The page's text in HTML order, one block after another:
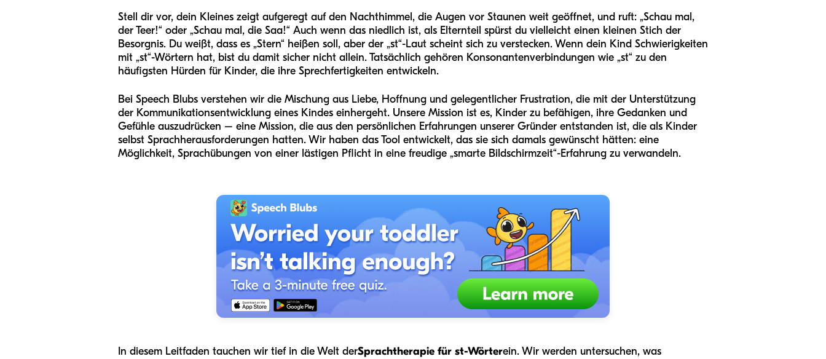
Stell dir vor, dein Kleines zeigt aufgeregt auf den Nachthimmel, die Augen vor Staunen weit geöffnet, und ruft: „Schau mal,
der Teer!“ oder „Schau mal, die Saa!“ Auch wenn das niedlich ist, als Elternteil spürst du vielleicht einen kleinen Stich der
Besorgnis. Du weißt, dass es „Stern“ heißen soll, aber der „st“-Laut scheint sich zu verstecken. Wenn dein Kind Schwierigkeiten
mit „st“-Wörtern hat, bist du damit sicher nicht allein. Tatsächlich gehören Konsonantenverbindungen wie „st“ zu den
häufigsten Hürden für Kinder, die ihre Sprechfertigkeiten entwickeln.
Bei Speech Blubs verstehen wir die Mischung aus Liebe, Hoffnung und gelegentlicher Frustration, die mit der Unterstützung
der Kommunikationsentwicklung eines Kindes einhergeht. Unsere Mission ist es, Kinder zu befähigen, ihre Gedanken und
Gefühle auszudrücken – eine Mission, die aus den persönlichen Erfahrungen unserer Gründer entstanden ist, die als Kinder
selbst Sprachherausforderungen hatten. Wir haben das Tool entwickelt, das sie sich damals gewünscht hätten: eine
Möglichkeit, Sprachübungen von einer lästigen Pflicht in eine freudige „smarte Bildschirmzeit“-Erfahrung zu verwandeln.
In diesem Leitfaden tauchen wir tief in die Welt derSprachtherapie für st-Wörterein. Wir werden untersuchen, was